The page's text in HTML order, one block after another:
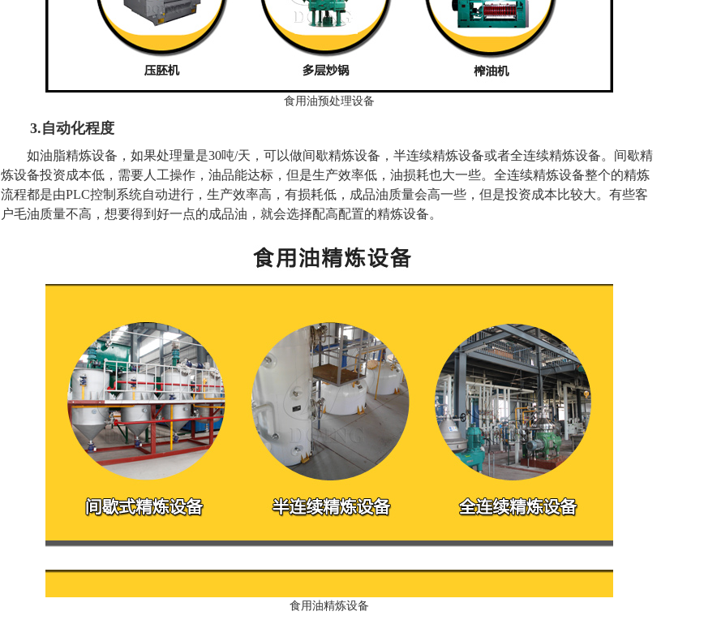
食用油预处理设备
3.自动化程度
如油脂精炼设备，如果处理量是30吨/天，可以做间歇精炼设备，半连续精炼设备或者全连续精炼设备。间歇精
炼设备投资成本低，需要人工操作，油品能达标，但是生产效率低，油损耗也大一些。全连续精炼设备整个的精炼
流程都是由PLC控制系统自动进行，生产效率高，有损耗低，成品油质量会高一些，但是投资成本比较大。有些客
户毛油质量不高，想要得到好一点的成品油，就会选择配高配置的精炼设备。
食用油精炼设备